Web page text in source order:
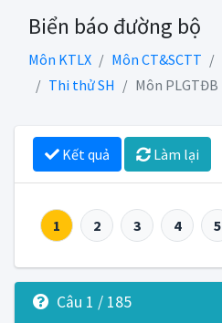
Biển báo đường bộ
Môn KTLX Môn CT&SCTT
Thi thử SH
Môn PLGTĐB
Kết quả Làm lại
1 2 3 4 5
Câu 1 / 185